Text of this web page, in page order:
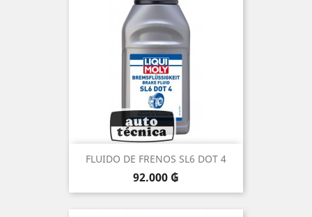
FLUIDO DE FRENOS SL6 DOT 4
Precio
92.000 ₲